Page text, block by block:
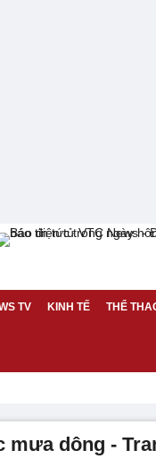
TV KINH TẾ THỂ
mưa dông -